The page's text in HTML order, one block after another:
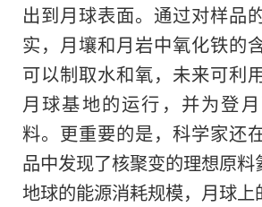
出到月球表面。通过对样品
实，月壤和月岩中氧化铁的
可以制取水和氧，未来可利
月球基地的运行，并为登
料。更重要的是，科学家还
品中发现了核聚变的理想原
地球的能源消耗规模，月球